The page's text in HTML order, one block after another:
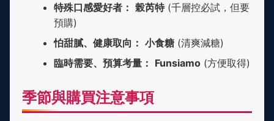
特殊口感愛好者： 榖芮特(千層控必試，但要
預購)
怕甜膩、健康取向： 小食糖 (清爽減糖)
臨時需要、預算考量： Funsiamo (方便取得)
季節與購買注意事項